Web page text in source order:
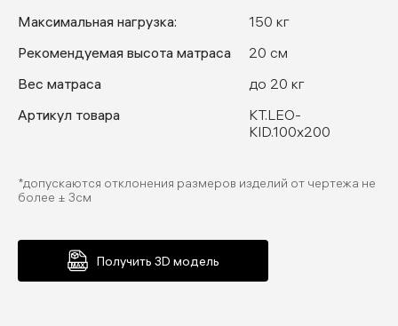
Максимальная нагрузка:
150 кг
Рекомендуемая высота матраса
20 см
Вес матраса
до 20 кг
Артикул товара
KT.LEO-
KID.100x200
*допускаются отклонения размеров изделий от чертежа не
более ± 3см
Получить 3D модель